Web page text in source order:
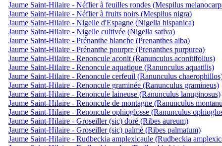
Jaume Saint-Hilaire - Néflier à feuilles rondes (Mespilus
Jaume Saint-Hilaire - Néflier à fruits noirs (Mespilus nigra)
Jaume Saint-Hilaire - Nigelle d'Espagne (Nigella hispanica)
Jaume Saint-Hilaire - Nigelle cultivée (Nigella sativa)
Jaume Saint-Hilaire - Prénanthe blanche (Prenanthes alba)
Jaume Saint-Hilaire - Prénanthe pourpre (Prenanthes purpurea)
Jaume Saint-Hilaire - Renoncule aconit (Ranunculus aconitifolius)
Jaume Saint-Hilaire - Renoncule aquatique (Ranunculus aquatilis)
Jaume Saint-Hilaire - Renoncule cerfeuil (Ranunculus
Jaume Saint-Hilaire - Renoncule graminée (Ranunculus gramineus)
Jaume Saint-Hilaire - Renoncule laineuse (Ranunculus lanuginosus)
Jaume Saint-Hilaire - Renoncule de montagne (Ranunculus
Jaume Saint-Hilaire - Renoncule ophioglosse (Ranunculus
Jaume Saint-Hilaire - Groseiller (sic) doré (Ribes aureum)
Jaume Saint-Hilaire - Groseiller (sic) palmé (Ribes palmatum)
Jaume Saint-Hilaire - Rudbeckia amplexicaule (Rudbeckia